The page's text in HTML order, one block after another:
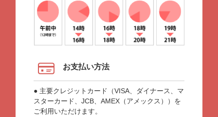
お支払い方法
● 主要クレジットカード（VISA、ダイナース、マ
スターカード、JCB、AMEX（アメックス））を
ご利用いただけます。